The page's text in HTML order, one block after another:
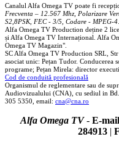
Canalul Alfa Omega TV poate fi
Frecventa – 12.567 Mhz, Polarizare
S2,8PSK, FEC - 3/5, Codare - MPEG-4
Alfa Omega TV Production deține 2
și Alfa Omega TV Internațional. Alfa
Omega TV Magazin".
SC Alfa Omega TV Production SRL,
asociat unic: Pețan Tudor. Conducerea
programe; Pețan Mirela: director
Cod de conduită profesională
Organismul de reglementare sau de
Audiovizualului (CNA), cu sediul in
305 5350, email: cna@cna.ro
Alfa Omega TV- E-
284913|